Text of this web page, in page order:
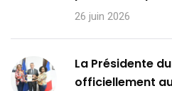
26 juin 2026
La Présidente
officiellement